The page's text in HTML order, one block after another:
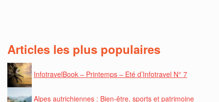
Articles les plus populaires
InfotravelBook – Printemps – Eté d’Infotravel N° 7
Alpes autrichiennes : Bien-être, sports et patrimoine